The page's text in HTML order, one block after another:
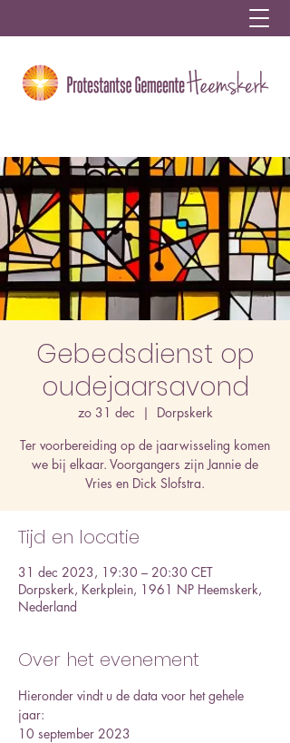
Gebedsdienst op
oudejaarsavond
zo 31 dec
  |
Dorpskerk
Ter voorbereiding op de jaarwisseling komen
we bij elkaar. Voorgangers zijn Jannie de
Vries en Dick Slofstra.
Tijd en locatie
31 dec 2023, 19:30 – 20:30 CET
Dorpskerk, Kerkplein, 1961 NP Heemskerk,
Nederland
Over het evenement
Hieronder vindt u de data voor het gehele
jaar:
10 september 2023